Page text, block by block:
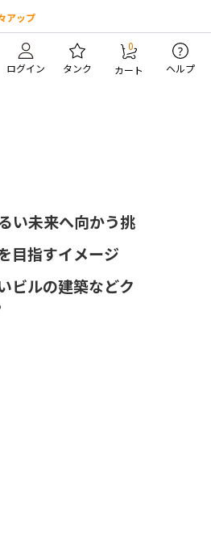
アップ
ログイン タンク
0
カート
?
ヘルプ
い未来へ向かう挑
目指すイメージ
ビルの建築などク